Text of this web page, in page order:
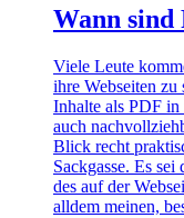
Wann sind
Viele Leute
ihre Webseiten zu
Inhalte als PDF in
auch
Blick recht
Sackgasse. Es sei
des auf der
alldem meinen,